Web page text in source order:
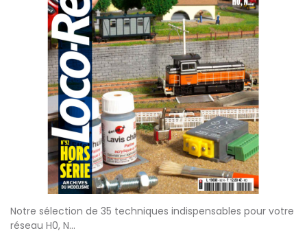
Notre sélection de 35 techniques indispensables pour votre
réseau H0, N...